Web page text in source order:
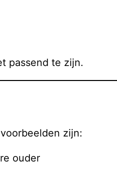
passend te zijn.
zijn:
ouder